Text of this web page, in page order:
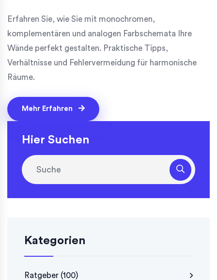
Erfahren Sie, wie Sie mit monochromen,
komplementären und analogen Farbschemata Ihre
Wände perfekt gestalten. Praktische Tipps,
Verhältnisse und Fehlervermeidung für harmonische
Räume.
Mehr Erfahren
Hier Suchen
Kategorien
Ratgeber (100)